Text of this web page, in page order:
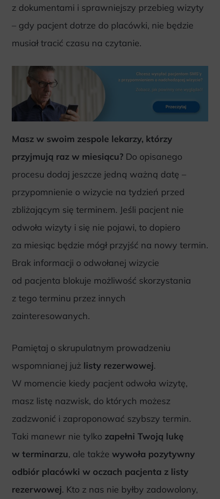
z dokumentami i sprawniejszy przebieg wizyty
– gdy pacjent dotrze do placówki, nie będzie
musiał tracić czasu na czytanie.
Masz w swoim zespole lekarzy, którzy
przyjmują raz w miesiącu? Do opisanego
procesu dodaj jeszcze jedną ważną datę –
przypomnienie o wizycie na tydzień przed
zbliżającym się terminem. Jeśli pacjent nie
odwoła wizyty i się nie pojawi, to dopiero
za miesiąc będzie mógł przyjść na nowy termin.
Brak informacji o odwołanej wizycie
od pacjenta blokuje możliwość skorzystania
z tego terminu przez innych
zainteresowanych.
Pamiętaj o skrupulatnym prowadzeniu
wspomnianej już listy rezerwowej.
W momencie kiedy pacjent odwoła wizytę,
masz listę nazwisk, do których możesz
zadzwonić i zaproponować szybszy termin.
Taki manewr nie tylko zapełni Twoją lukę
w terminarzu, ale także wywoła pozytywny
odbiór placówki w oczach pacjenta z listy
rezerwowej. Kto z nas nie byłby zadowolony,